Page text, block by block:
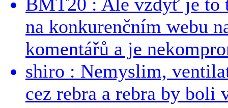
na konkurenčním webu
komentářů a je
shiro : Nemyslim,
cez rebra a rebra by boli